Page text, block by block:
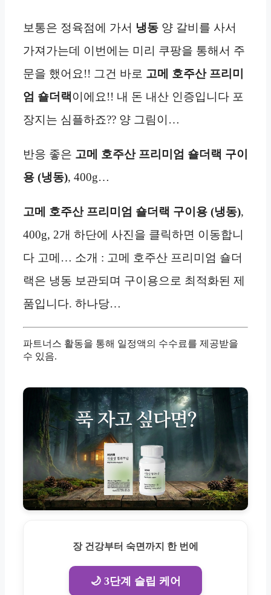
보통은 정육점에 가서 냉동 양 갈비를 사서
가져가는데 이번에는 미리 쿠팡을 통해서 주
문을 했어요!! 그건 바로 고메 호주산 프리미
엄 숄더랙이에요!! 내 돈 내산 인증입니다 포
장지는 심플하죠?? 양 그림이…
반응 좋은 고메 호주산 프리미엄 숄더랙 구이
용 (냉동), 400g…
고메 호주산 프리미엄 숄더랙 구이용 (냉동),
400g, 2개 하단에 사진을 클릭하면 이동합니
다 고메… 소개 : 고메 호주산 프리미엄 숄더
랙은 냉동 보관되며 구이용으로 최적화된 제
품입니다. 하나당…
파트너스 활동을 통해 일정액의 수수료를 제공받을
수 있음.
장 건강부터 숙면까지 한 번에
🌙 3단계 슬립 케어